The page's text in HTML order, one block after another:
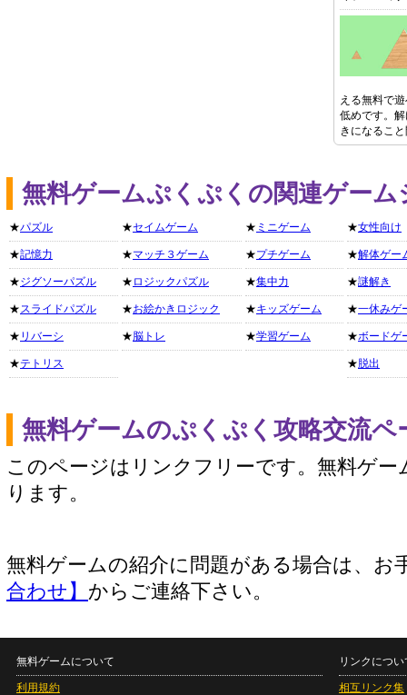
える無料で
低めです。
きになるこ
無料ゲームぷくぷくの関連ゲーム
★パズル
★記憶力
★ジグソーパズル
★スライドパズル
★ リバーシ
★テトリス
★セイムゲーム
★マッチ３ゲーム
★ ロジックパズル
★お絵かきロジック
★脳トレ
★ ミニゲーム
★プチゲーム
★集中力
★キッズゲーム
★学習ゲーム
★女性向け
★解体ゲー
★謎解き
★一休みゲ
★ボードゲ
★ 脱出
無料ゲームのぷくぷく攻略交流ペ
このページはリンクフリーです。無料ゲー
ります。
無料ゲームの紹介に問題がある場合は、お
合わせ】 からご連絡下さい。
無料ゲームについて
利用規約
リンクについ
相互リンク集